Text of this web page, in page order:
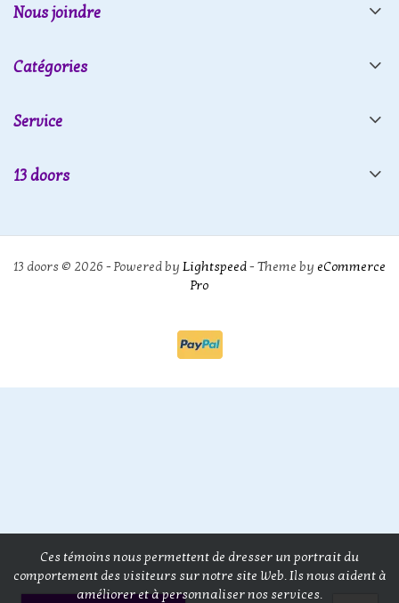
Nous joindre
Catégories
Service
13 doors
13 doors © 2026 - Powered by Lightspeed- Theme by eCommerce
Pro
Ces témoins nous permettent de dresser un portrait du
comportement des visiteurs sur notre site Web. Ils nous aident à
améliorer et à personnaliser nos services.